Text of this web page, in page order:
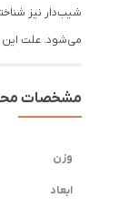
می‌شود. علت این
مشخصات
وزن
ابعاد